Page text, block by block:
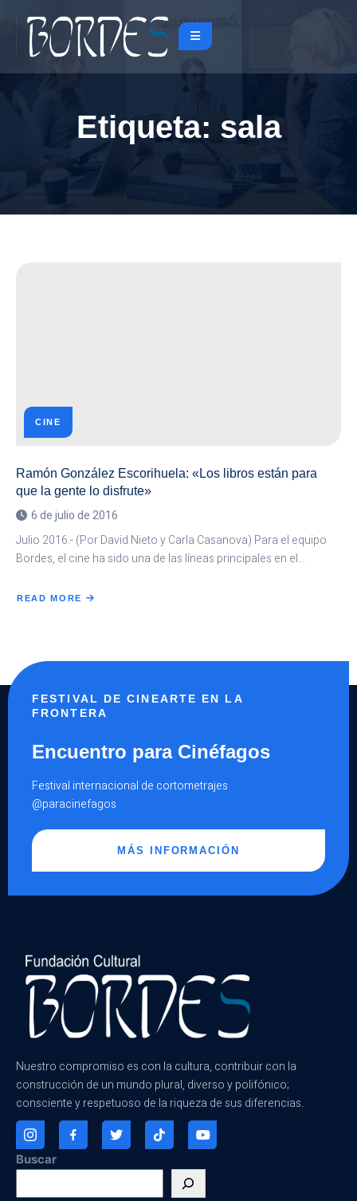
Etiqueta: sala
CINE
Ramón González Escorihuela: «Los libros están para
que la gente lo disfrute»
6 de julio de 2016
Julio 2016.- (Por David Nieto y Carla Casanova) Para el equipo
Bordes, el cine ha sido una de las líneas principales en el…
READ MORE
ABOUT
PARA
QUE
LA
FESTIVAL DE CINEARTE EN LA
FRONTERA
Encuentro para Cinéfagos
Festival internacional de cortometrajes
@paracinefagos
MÁS INFORMACIÓN
Nuestro compromiso es con la cultura, contribuir con la
construcción de un mundo plural, diverso y polifónico;
consciente y respetuoso de la riqueza de sus diferencias.
Buscar